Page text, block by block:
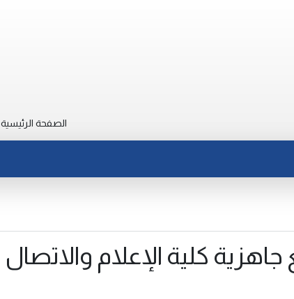
الصفحة الرئيسية
كلية الإعلام والاتصال